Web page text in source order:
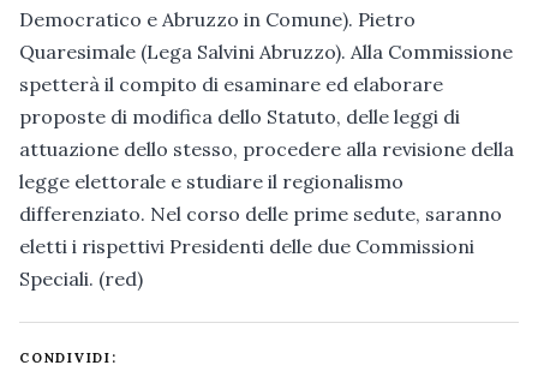
Democratico e Abruzzo in Comune). Pietro
Quaresimale (Lega Salvini Abruzzo). Alla Commissione
spetterà il compito di esaminare ed elaborare
proposte di modifica dello Statuto, delle leggi di
attuazione dello stesso, procedere alla revisione della
legge elettorale e studiare il regionalismo
differenziato. Nel corso delle prime sedute, saranno
eletti i rispettivi Presidenti delle due Commissioni
Speciali. (red)
CONDIVIDI: